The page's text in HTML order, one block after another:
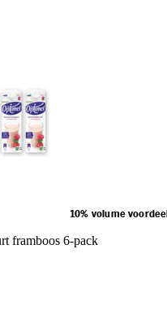
10% volume voordeel
framboos 6-pack